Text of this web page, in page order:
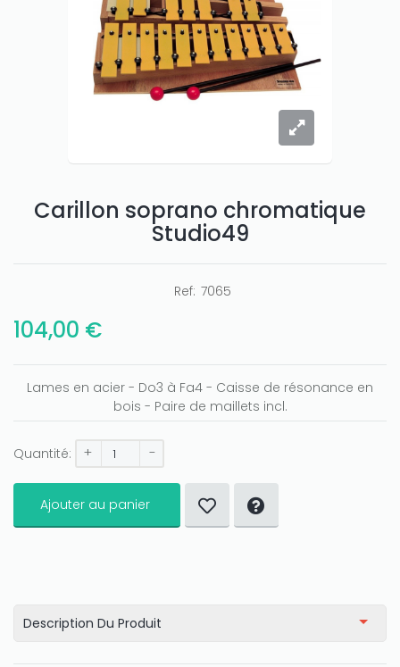
Carillon soprano chromatique
Studio49
Ref: 7065
104,00 €
Lames en acier - Do3 à Fa4 - Caisse de résonance en
bois - Paire de maillets incl.
Quantité: + -
Ajouter au panier
Description Du Produit